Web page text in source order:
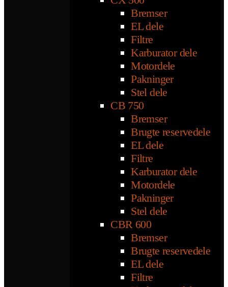
Bremser
EL dele
Filtre
Karburator dele
Motordele
Pakninger
Stel dele
CB 750
Bremser
Brugte reservedele
EL dele
Filtre
Karburator dele
Motordele
Pakninger
Stel dele
CBR 600
Bremser
Brugte reservedele
EL dele
Filtre